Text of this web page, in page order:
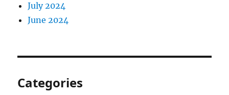
July 2024
June 2024
Categories